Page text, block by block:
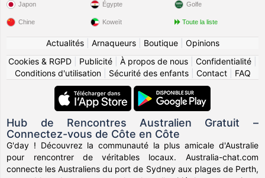
Japon
Chine
Égypte
Koweït
Golfe
Toute la liste
Actualités| Arnaqueurs| Boutique| Opinions
Cookies & RGPD
Publicité À propos de nous Confidentialité
Conditions d'utilisation| Sécurité des enfants| Contact| FAQ
Hub de Rencontres Australien Gratuit –
Connectez-vous de Côte en Côte
G'day ! Découvrez la communauté la plus amicale d'Australie
pour rencontrer de véritables locaux. Australia-chat.com
connecte les Australiens du port de Sydney aux plages de Perth,